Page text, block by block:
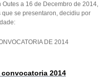
a 16 de Decembro de 2014,
se presentaron, decidiu por
DE 2014
2014